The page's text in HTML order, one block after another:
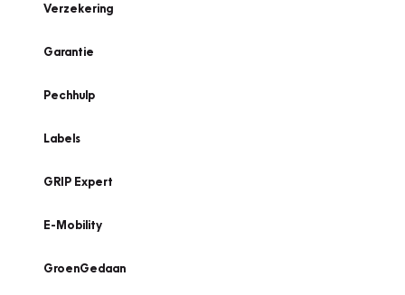
Verzekering
Garantie
Pechhulp
Labels
GRIP Expert
E-Mobility
GroenGedaan